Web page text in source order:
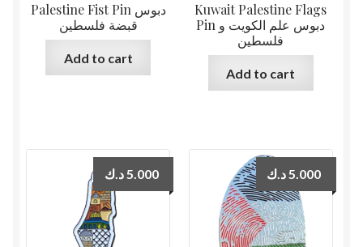
Palestine Fist Pin دبوس
قبضة فلسطين
Add to cart
Kuwait Palestine Flags
Pin دبوس علم الكويت و
فلسطين
Add to cart
5.000د.ك 5.000د.ك